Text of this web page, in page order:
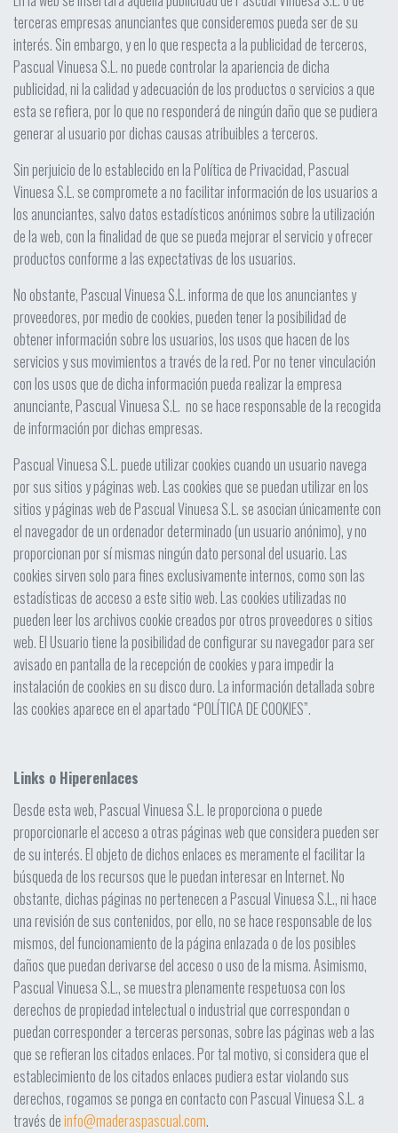
terceras empresas anunciantes que consideremos pueda ser de su
interés. Sin embargo, y en lo que respecta a la publicidad de terceros,
Pascual Vinuesa S.L. no puede controlar la apariencia de dicha
publicidad, ni la calidad y adecuación de los productos o servicios a que
esta se refiera, por lo que no responderá de ningún daño que se pudiera
generar al usuario por dichas causas atribuibles a terceros.
Sin perjuicio de lo establecido en la Política de Privacidad, Pascual
Vinuesa S.L. se compromete a no facilitar información de los usuarios a
los anunciantes, salvo datos estadísticos anónimos sobre la utilización
de la web, con la finalidad de que se pueda mejorar el servicio y ofrecer
productos conforme a las expectativas de los usuarios.
No obstante, Pascual Vinuesa S.L. informa de que los anunciantes y
proveedores, por medio de cookies, pueden tener la posibilidad de
obtener información sobre los usuarios, los usos que hacen de los
servicios y sus movimientos a través de la red. Por no tener vinculación
con los usos que de dicha información pueda realizar la empresa
anunciante, Pascual Vinuesa S.L. no se hace responsable de la recogida
de información por dichas empresas.
Pascual Vinuesa S.L. puede utilizar cookies cuando un usuario navega
por sus sitios y páginas web. Las cookies que se puedan utilizar en los
sitios y páginas web de Pascual Vinuesa S.L. se asocian únicamente con
el navegador de un ordenador determinado (un usuario anónimo), y no
proporcionan por sí mismas ningún dato personal del usuario. Las
cookies sirven solo para fines exclusivamente internos, como son las
estadísticas de acceso a este sitio web. Las cookies utilizadas no
pueden leer los archivos cookie creados por otros proveedores o sitios
web. El Usuario tiene la posibilidad de configurar su navegador para ser
avisado en pantalla de la recepción de cookies y para impedir la
instalación de cookies en su disco duro. La información detallada sobre
las cookies aparece en el apartado “POLÍTICA DE COOKIES”.
Links o Hiperenlaces
Desde esta web, Pascual Vinuesa S.L. le proporciona o puede
proporcionarle el acceso a otras páginas web que considera pueden ser
de su interés. El objeto de dichos enlaces es meramente el facilitar la
búsqueda de los recursos que le puedan interesar en Internet. No
obstante, dichas páginas no pertenecen a Pascual Vinuesa S.L., ni hace
una revisión de sus contenidos, por ello, no se hace responsable de los
mismos, del funcionamiento de la página enlazada o de los posibles
daños que puedan derivarse del acceso o uso de la misma. Asimismo,
Pascual Vinuesa S.L., se muestra plenamente respetuosa con los
derechos de propiedad intelectual o industrial que correspondan o
puedan corresponder a terceras personas, sobre las páginas web a las
que se refieran los citados enlaces. Por tal motivo, si considera que el
establecimiento de los citados enlaces pudiera estar violando sus
derechos, rogamos se ponga en contacto con Pascual Vinuesa S.L. a
través deinfo@maderaspascual.com.